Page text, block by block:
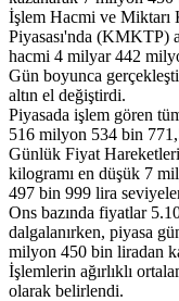
İşlem Hacmi ve Miktarı
Piyasası'nda (KMKTP)
hacmi 4 milyar 442
Gün boyunca
altın el değiştirdi.
Piyasada işlem gören
516 milyon 534 bin
Günlük Fiyat
kilogramı en düşük 7
497 bin 999 lira
Ons bazında fiyatlar
dalgalanırken, piyasa
milyon 450 bin liradan
İşlemlerin ağırlıklı
olarak belirlendi.